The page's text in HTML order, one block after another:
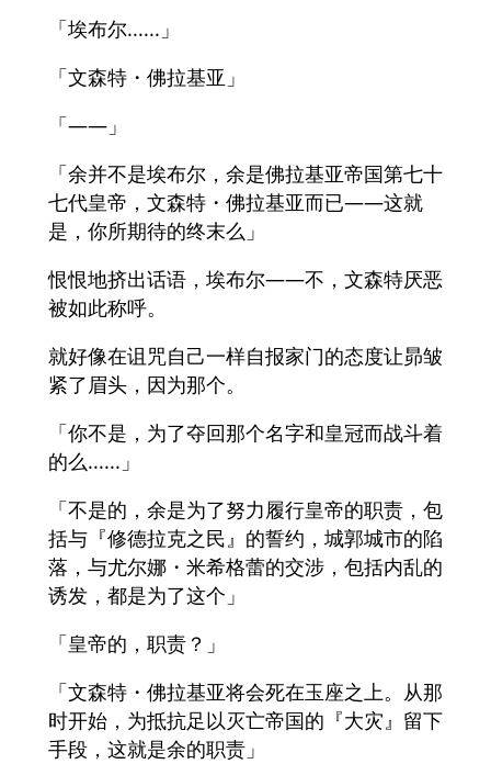
「埃布尔......」
「文森特・佛拉基亚」
「——」
「余并不是埃布尔，余是佛拉基亚帝国第七十
七代皇帝，文森特・佛拉基亚而已——这就
是，你所期待的终末么」
恨恨地挤出话语，埃布尔——不，文森特厌恶
被如此称呼。
就好像在诅咒自己一样自报家门的态度让昴皱
紧了眉头，因为那个。
「你不是，为了夺回那个名字和皇冠而战斗着
的么......」
「不是的，余是为了努力履行皇帝的职责，包
括与『修德拉克之民』的誓约，城郭城市的陷
落，与尤尔娜・米希格蕾的交涉，包括内乱的
诱发，都是为了这个」
「皇帝的，职责？」
「文森特・佛拉基亚将会死在玉座之上。从那
时开始，为抵抗足以灭亡帝国的『大灾』留下
手段，这就是余的职责」